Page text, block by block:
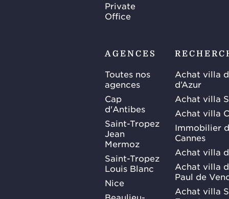
Private
Office
AGENCES
Toutes nos
agences
Cap
d'Antibes
Saint-Tropez
Jean
Mermoz
Saint-Tropez
Louis Blanc
Nice
Achat villa
d’Azur
Achat villa
Achat villa
Immobilier
Cannes
Achat villa
Achat villa
Paul de
Achat villa